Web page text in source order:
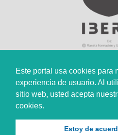
Este portal usa cookies para
experiencia de usuario. Al
sitio web, usted acepta
cookies.
Estoy de
Sede Principal
Calle 67 #5-27; Bogotá, Colombia.